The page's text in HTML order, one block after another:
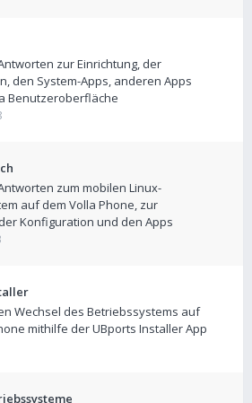
zur Einrichtung, der
den System-Apps, anderen Apps
Benutzeroberfläche
zum mobilen Linux-
auf dem Volla Phone, zur
Konfiguration und den Apps
Wechsel des Betriebssystems auf
mithilfe der UBports Installer App